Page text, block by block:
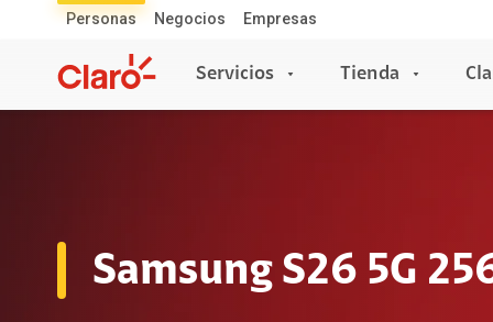
Personas Negocios Empresas
Servicios
Planes Individuales
Tienda
Apple
Samsung S26 5G